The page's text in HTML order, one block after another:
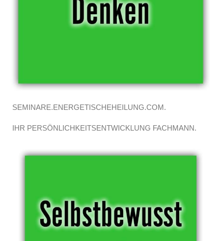
SEMINARE.ENERGETISCHEHEILUNG.COM.
IHR PERSÖNLICHKEITSENTWICKLUNG FACHMANN.